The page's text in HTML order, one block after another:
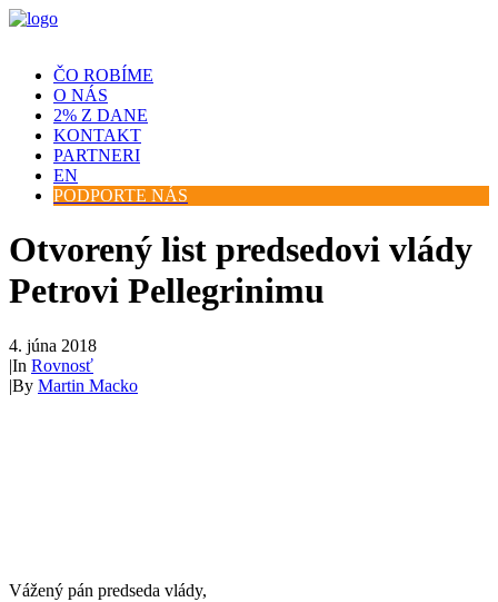
ČO ROBÍME
O NÁS
2% Z DANE
KONTAKT
PARTNERI
EN
PODPORTE NÁS
Otvorený list predsedovi vlády
Petrovi Pellegrinimu
4. júna 2018
|In Rovnosť
|By Martin Macko
Vážený pán predseda vlády,